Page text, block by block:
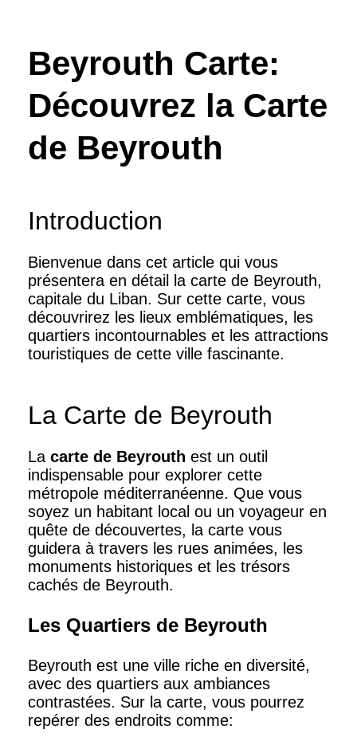
Beyrouth Carte:
Découvrez la Carte
de Beyrouth
Introduction
Bienvenue dans cet article qui vous
présentera en détail la carte de Beyrouth,
capitale du Liban. Sur cette carte, vous
découvrirez les lieux emblématiques, les
quartiers incontournables et les attractions
touristiques de cette ville fascinante.
La Carte de Beyrouth
La carte de Beyrouth est un outil
indispensable pour explorer cette
métropole méditerranéenne. Que vous
soyez un habitant local ou un voyageur en
quête de découvertes, la carte vous
guidera à travers les rues animées, les
monuments historiques et les trésors
cachés de Beyrouth.
Les Quartiers de Beyrouth
Beyrouth est une ville riche en diversité,
avec des quartiers aux ambiances
contrastées. Sur la carte, vous pourrez
repérer des endroits comme: